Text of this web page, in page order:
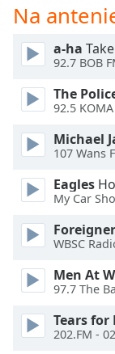
This
modal
window.
dialog
window.
Escape
cancel
and
Text
Na
a-ha
92.7 BOB
The
92.5 KOMA
Michael
107 Wans
Eagles
My Car
Foreigner
WBSC
Men At
97.7 The
Tears for
202.FM -